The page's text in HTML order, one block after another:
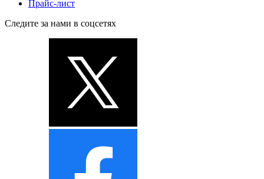
Прайс-лист
Следите за нами в соцсетях